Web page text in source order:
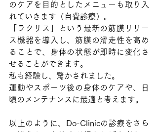
のケアを目的としたメニューも取り入
れていきます（自費診療）。
「ラクリス」という最新の筋膜リリー
ス機器を導入し、筋膜の滑走性を高め
ることで、身体の状態が即時に変化さ
せることができます。
私も経験し、驚かされました。
運動やスポーツ後の身体のケアや、日
頃のメンテナンスに最適と考えます。
以上のように、Do-Clinicの診療をさら